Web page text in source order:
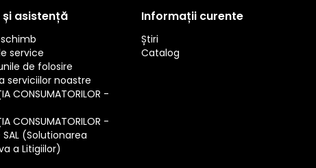
și asistență
service
de folosire
serviciilor noastre
CONSUMATORILOR -
CONSUMATORILOR -
SAL (Solutionarea
a Litigiilor)
Informații curente
Știri
Catalog